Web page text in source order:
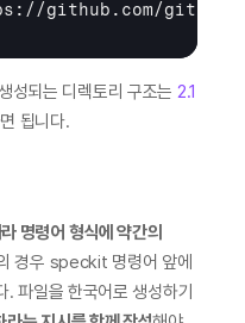
github.com/
성되는 디렉토리 구조는 2.1
됩니다.
명령어 형식에 약간의
. 파일을 한국어로 생성하기